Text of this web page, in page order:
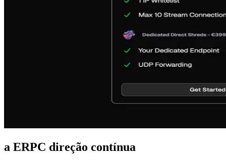
a ERPC direção contínua